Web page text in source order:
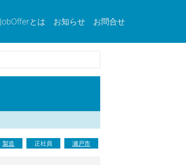
JobOfferとは お知らせ お問合せ
製造 正社員 瀬戸市